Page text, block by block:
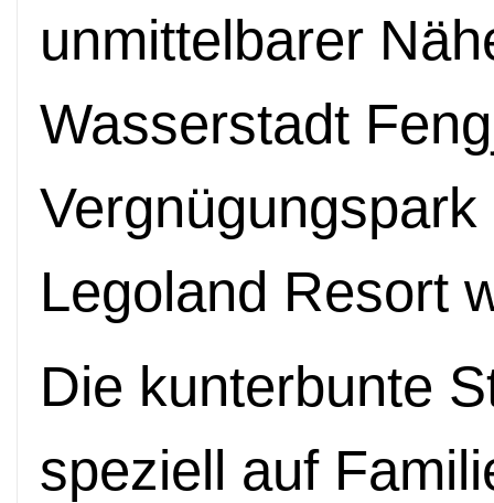
unmittelbarer
Wasserstadt
Legoland Resort
Die kunterbunte
speziell auf